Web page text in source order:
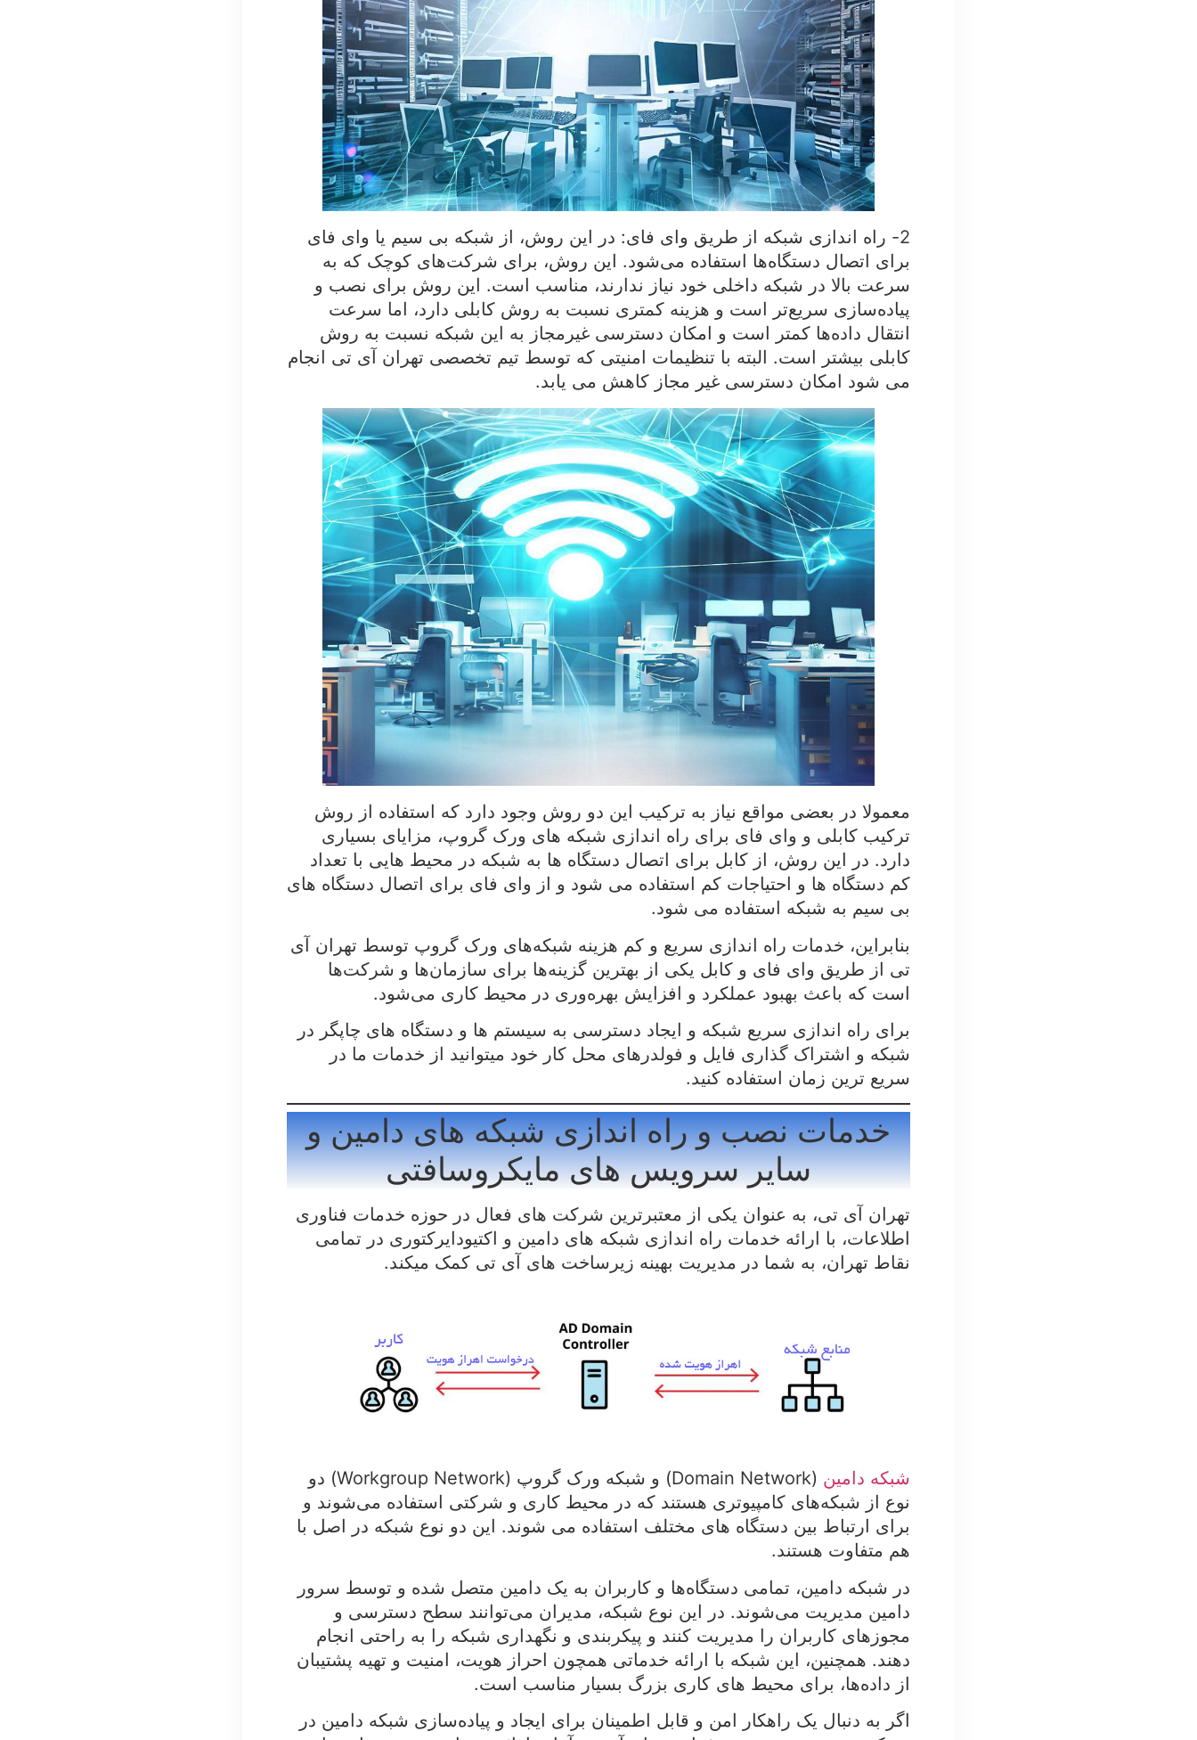
2- راه اندازی شبکه از طریق وای فای: در این روش، از شبکه بی سیم یا وای فای
برای اتصال دستگاه‌ها استفاده می‌شود. این روش، برای شرکت‌های کوچک که به
سرعت بالا در شبکه داخلی خود نیاز ندارند، مناسب است. این روش برای نصب و
پیاده‌سازی سریع‌تر است و هزینه کمتری نسبت به روش کابلی دارد، اما سرعت
انتقال داده‌ها کمتر است و امکان دسترسی غیرمجاز به این شبکه نسبت به روش
کابلی بیشتر است. البته با تنظیمات امنیتی که توسط تیم تخصصی تهران آی تی انجام
می شود امکان دسترسی غیر مجاز کاهش می یابد.
معمولا در بعضی مواقع نیاز به ترکیب این دو روش وجود دارد که استفاده از روش
ترکیب کابلی و وای فای برای راه اندازی شبکه های ورک گروپ، مزایای بسیاری
دارد. در این روش، از کابل برای اتصال دستگاه ها به شبکه در محیط هایی با تعداد
کم دستگاه ها و احتیاجات کم استفاده می شود و از وای فای برای اتصال دستگاه های
بی سیم به شبکه استفاده می شود.
بنابراین، خدمات راه اندازی سریع و کم هزینه شبکه‌های ورک گروپ توسط تهران آی
تی از طریق وای فای و کابل یکی از بهترین گزینه‌ها برای سازمان‌ها و شرکت‌ها
است که باعث بهبود عملکرد و افزایش بهره‌وری در محیط کاری می‌شود.
برای راه اندازی سریع شبکه و ایجاد دسترسی به سیستم ها و دستگاه های چاپگر در
شبکه و اشتراک گذاری فایل و فولدرهای محل کار خود میتوانید از خدمات ما در
سریع ترین زمان استفاده کنید.
خدمات نصب و راه اندازی شبکه های دامین و
سایر سرویس های مایکروسافتی
تهران آی تی، به عنوان یکی از معتبرترین شرکت های فعال در حوزه خدمات فناوری
اطلاعات، با ارائه خدمات راه اندازی شبکه های دامین و اکتیودایرکتوری در تمامی
نقاط تهران، به شما در مدیریت بهینه زیرساخت های آی تی کمک میکند.
شبکه دامین
(Domain Network) و شبکه ورک گروپ (Workgroup Network) دو
نوع از شبکه‌های کامپیوتری هستند که در محیط کاری و شرکتی استفاده می‌شوند و
برای ارتباط بین دستگاه های مختلف استفاده می شوند. این دو نوع شبکه در اصل با
هم متفاوت هستند.
در شبکه دامین، تمامی دستگاه‌ها و کاربران به یک دامین متصل شده و توسط سرور
دامین مدیریت می‌شوند. در این نوع شبکه، مدیران می‌توانند سطح دسترسی و
مجوزهای کاربران را مدیریت کنند و پیکربندی و نگهداری شبکه را به راحتی انجام
دهند. همچنین، این شبکه با ارائه خدماتی همچون احراز هویت، امنیت و تهیه پشتیبان
از داده‌ها، برای محیط های کاری بزرگ بسیار مناسب است.
اگر به دنبال یک راهکار امن و قابل اطمینان برای ایجاد و پیاده‌سازی شبکه دامین در